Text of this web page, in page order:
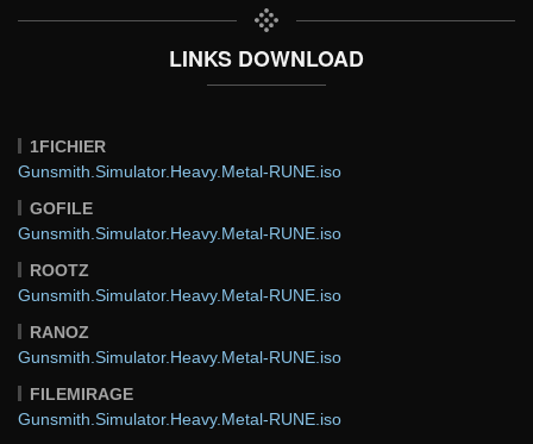
LINKS DOWNLOAD
1FICHIER
Gunsmith.Simulator.Heavy.Metal-RUNE.iso
GOFILE
Gunsmith.Simulator.Heavy.Metal-RUNE.iso
ROOTZ
Gunsmith.Simulator.Heavy.Metal-RUNE.iso
RANOZ
Gunsmith.Simulator.Heavy.Metal-RUNE.iso
FILEMIRAGE
Gunsmith.Simulator.Heavy.Metal-RUNE.iso